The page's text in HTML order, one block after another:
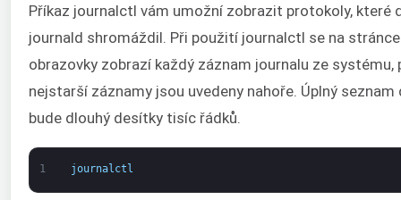
Příkaz journalctl vám umožní zobrazit protokoly, které
journald shromáždil. Při použití journalctl se na stránce
obrazovky zobrazí každý záznam journalu ze systému,
nejstarší záznamy jsou uvedeny nahoře. Úplný seznam
bude dlouhý desítky tisíc řádků.
1 journalctl